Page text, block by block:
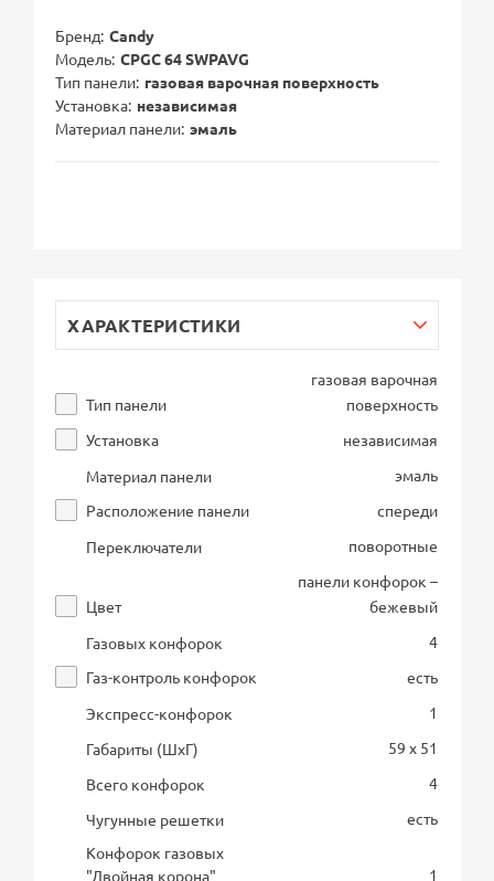
Бренд Candy
Модель CPGC 64 SWPAVG
Тип панели газовая варочная поверхность
Установка независимая
Материал панели эмаль
ХАРАКТЕРИСТИКИ
Тип панели
газовая варочная
поверхность
Установка
независимая
Материал панели
эмаль
Расположение панели
спереди
Переключатели
поворотные
Цвет
панели конфорок –
бежевый
Газовых конфорок
4
Газ-контроль конфорок
есть
Экспресс-конфорок
1
Габариты (ШхГ)
59 x 51
Всего конфорок
4
Чугунные решетки
есть
Конфорок газовых
"Двойная корона"
1